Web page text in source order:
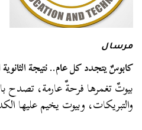
مرسال
كابوسٌ يتجدد كل عام.. نتيجة الثانوية
بيوتٌ تغمرها فرحةٌ عارمة، تصدح
والتبريكات، وبيوت يخيم عليها